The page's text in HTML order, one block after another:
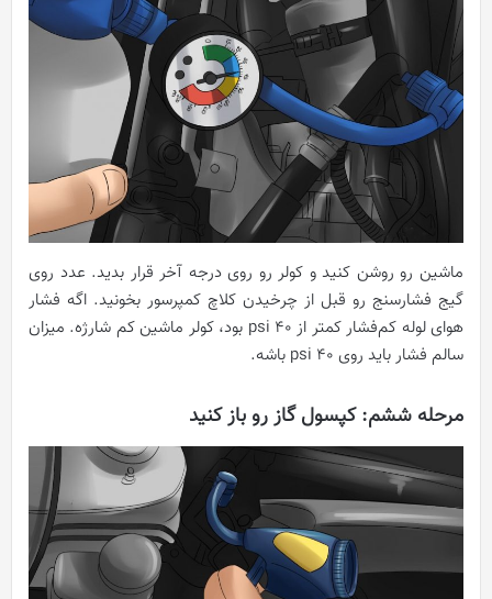
ماشین رو روشن کنید و کولر رو روی درجه آخر قرار بدید. عدد روی
گیج فشارسنج رو قبل از چرخیدن کلاچ کمپرسور بخونید. اگه فشار
هوای لوله کم‌فشار کمتر از 40 psi بود، کولر ماشین کم شارژه. میزان
سالم فشار باید روی 40 psi باشه.
مرحله ششم: کپسول گاز رو باز کنید